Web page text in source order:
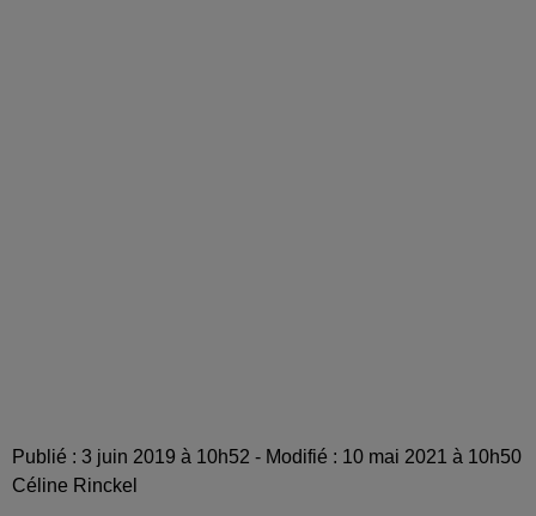
Publié : 3 juin 2019 à 10h52 - Modifié : 10 mai 2021 à 10h50
Céline Rinckel